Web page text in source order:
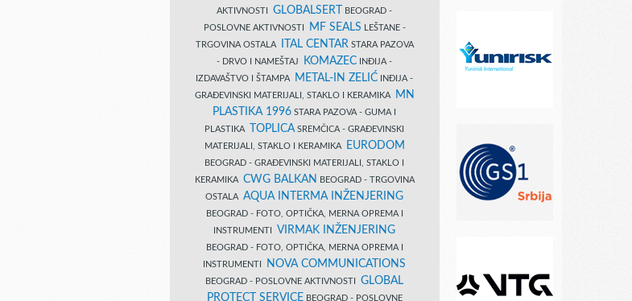
AKTIVNOSTI GLOBALSERT
BEOGRAD -
POSLOVNE AKTIVNOSTI
MF SEALS LEŠTANE -
TRGOVINA OSTALA
ITAL CENTAR STARA PAZOVA
- DRVO I NAMEŠTAJ
KOMAZEC INĐIJA -
IZDAVAŠTVO I ŠTAMPA
METAL-IN ZELIĆ INĐIJA -
GRAĐEVINSKI MATERIJALI, STAKLO I KERAMIKA
MN
PLASTIKA 1996 STARA PAZOVA - GUMA I
PLASTIKA
TOPLICA SREMČICA - GRAĐEVINSKI
MATERIJALI, STAKLO I KERAMIKA
EURODOM
BEOGRAD - GRAĐEVINSKI MATERIJALI, STAKLO I
KERAMIKA CWG BALKAN
BEOGRAD - TRGOVINA
OSTALA AQUA INTERMA INŽENJERING
BEOGRAD - FOTO, OPTIČKA, MERNA OPREMA I
INSTRUMENTI VIRMAK INŽENJERING
BEOGRAD - FOTO, OPTIČKA, MERNA OPREMA I
INSTRUMENTI
NOVA COMMUNICATIONS
BEOGRAD - POSLOVNE AKTIVNOSTI GLOBAL
PROTECT SERVICE BEOGRAD - POSLOVNE